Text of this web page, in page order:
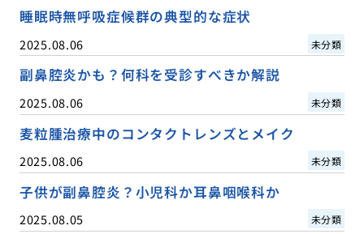
睡眠時無呼吸症候群の典型的な症状
2025.08.06 未分類
副鼻腔炎かも？何科を受診すべきか解説
2025.08.06 未分類
麦粒腫治療中のコンタクトレンズとメイク
2025.08.06 未分類
子供が副鼻腔炎？小児科か耳鼻咽喉科か
2025.08.05 未分類